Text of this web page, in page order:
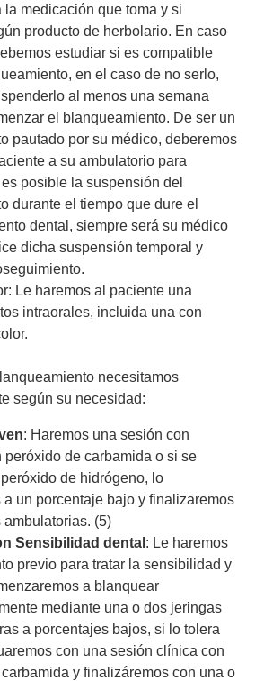
la medicación que toma y si
producto de herbolario. En caso
estudiar si es compatible
en el caso de no serlo,
al menos una semana
el blanqueamiento. De ser un
pautado por su médico, deberemos
a su ambulatorio para
posible la suspensión del
durante el tiempo que dure el
dental, siempre será su médico
dicha suspensión temporal y
Le haremos al paciente una
intraorales, incluida una con
necesitamos
según su necesidad:
: Haremos una sesión con
peróxido de carbamida o si se
de hidrógeno, lo
a un porcentaje bajo y finalizaremos
(5)
Sensibilidad dental : Le haremos
previo para tratar la sensibilidad y
a blanquear
mediante una o dos jeringas
a porcentajes bajos, si lo tolera
con una sesión clínica con
y finalizáremos con una o